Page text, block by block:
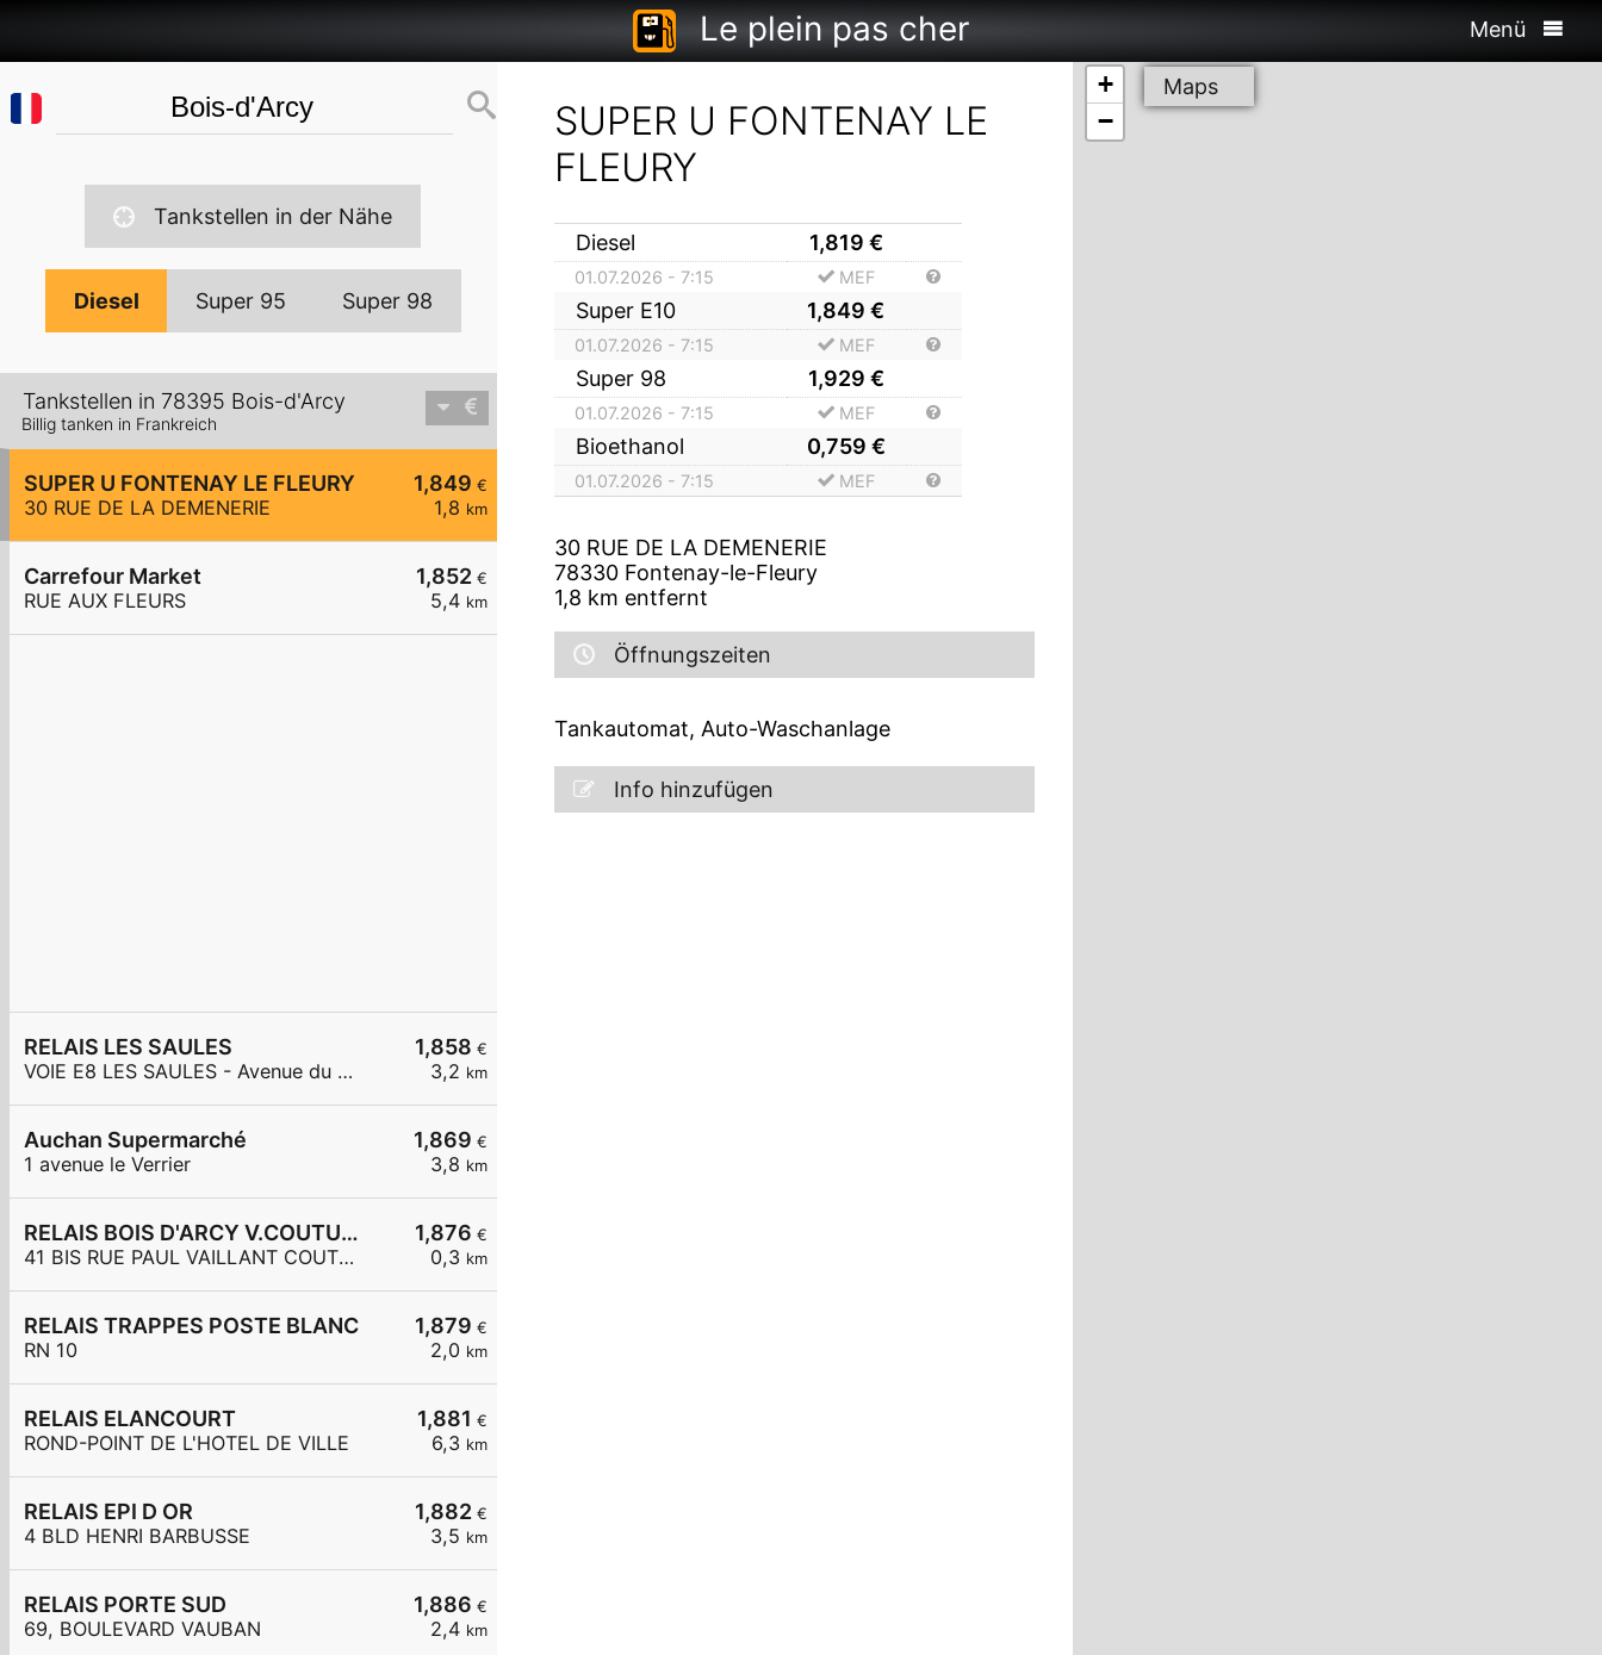
Le plein pas cher Menü
Tankstellen in der Nähe
Diesel Super 95 Super 98
Tankstellen in 78395 Bois-d'Arcy
Billig tanken in Frankreich
1,849 €
1,8 km
SUPER U FONTENAY LE FLEURY
30 RUE DE LA DEMENERIE
1,852 €
5,4 km
Carrefour Market
RUE AUX FLEURS
1,858 €
3,2 km
RELAIS LES SAULES
VOIE E8 LES SAULES - Avenue du 8 Mai 1945
1,869 €
3,8 km
Auchan Supermarché
1 avenue le Verrier
1,876 €
0,3 km
RELAIS BOIS D'ARCY V.COUTURIER
41 BIS RUE PAUL VAILLANT COUTURI
1,879 €
2,0 km
RELAIS TRAPPES POSTE BLANC
RN 10
1,881 €
6,3 km
RELAIS ELANCOURT
ROND-POINT DE L'HOTEL DE VILLE
1,882 €
3,5 km
RELAIS EPI D OR
4 BLD HENRI BARBUSSE
1,886 €
2,4 km
RELAIS PORTE SUD
69, BOULEVARD VAUBAN
SUPER U FONTENAY LE
FLEURY
Diesel 1,819 €
01.07.2026 - 7:15 MEF
Super E10 1,849 €
01.07.2026 - 7:15 MEF
Super 98 1,929 €
01.07.2026 - 7:15 MEF
Bioethanol 0,759 €
01.07.2026 - 7:15 MEF
30 RUE DE LA DEMENERIE
78330 Fontenay-le-Fleury
1,8 km entfernt
Öffnungszeiten
Tankautomat, Auto-Waschanlage
Info hinzufügen
+
−
Maps